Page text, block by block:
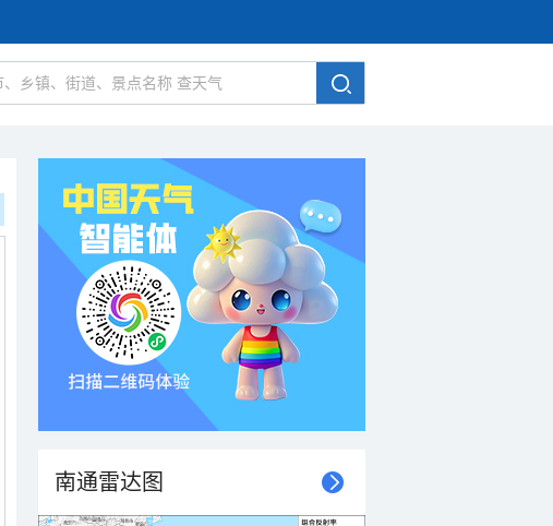
南通雷达图